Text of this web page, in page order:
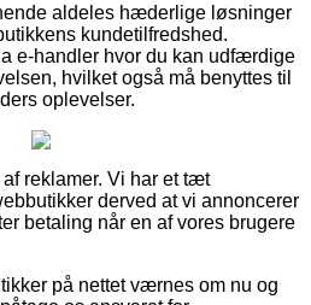
aldeles hæderlige løsninger
kundetilfredshed.
e-handler hvor du kan udfærdige
hvilket også må benyttes til
oplevelser.
reklamer. Vi har et tæt
derved at vi annoncerer
betaling når en af vores brugere
på nettet værnes om nu og